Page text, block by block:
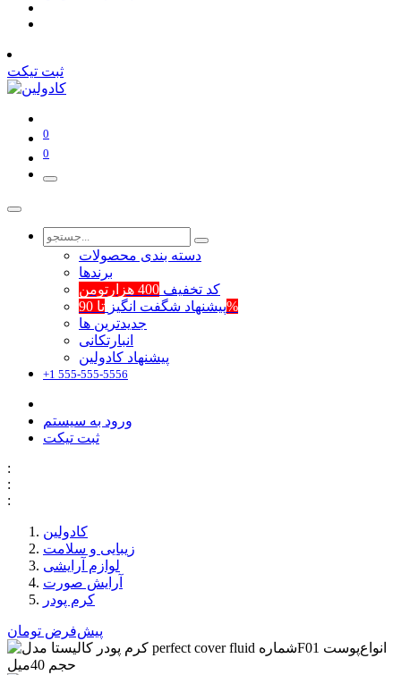
ثبت تیکت
0
0
دسته بندی محصولات
برند‌ها
کد تخفیف 400 هزارتومن
پیشنهاد شگفت انگیزتا 90%
جدیدترین ها
انبارتکانی
پیشنهاد کادولین
+1 555-555-5556
ورود به سیستم
ثبت تیکت
:
:
:
کادولین
زیبایی و سلامت
لوازم آرایشی
آرایش صورت
کرم پودر
پیش‌فرض تومان